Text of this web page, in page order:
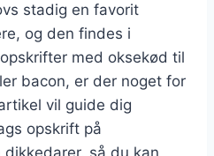
stadig en favorit
og den findes i
med oksekød til
bacon, er der noget for
vil guide dig
opskrift på